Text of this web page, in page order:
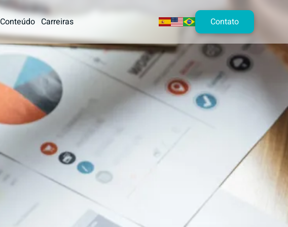
Conteúdo Carreiras Contato